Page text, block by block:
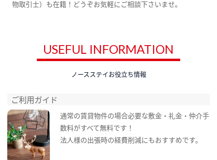
物取引士）も在籍！どうぞお気軽にご相談下さいませ。
USEFUL INFORMATION
ノースステイお役立ち情報
ご利用ガイド
通常の賃貸物件の場合必要な敷金・礼金・仲介手
数料がすべて無料です！
法人様の出張時の経費削減にもおすすめです。